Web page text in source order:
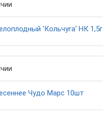
'Кольчуга' НК 1,5г
Чудо Марс 10шт